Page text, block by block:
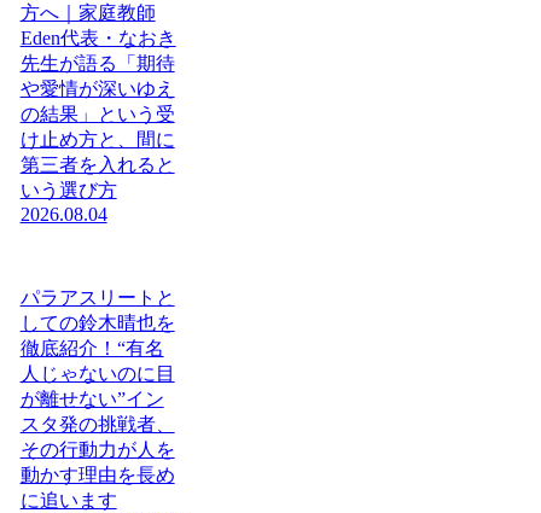
方へ｜家庭教師
Eden代表・なおき
先生が語る「期待
や愛情が深いゆえ
の結果」という受
け止め方と、間に
第三者を入れると
いう選び方
2026.08.04
パラアスリートと
しての鈴木晴也を
徹底紹介！“有名
人じゃないのに目
が離せない”イン
スタ発の挑戦者、
その行動力が人を
動かす理由を長め
に追います